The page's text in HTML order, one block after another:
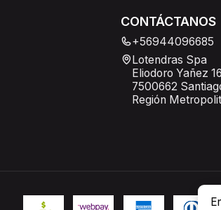
CONTÁCTANOS
+56944096685
Lotendras Spa
Eliodoro Yañez
7500662
Región